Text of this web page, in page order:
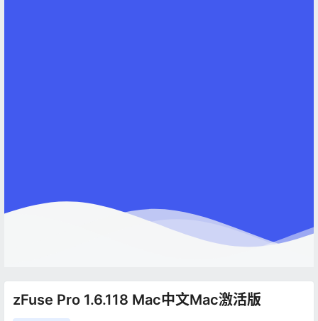
zFuse Pro 1.6.118 Mac中文Mac激活版